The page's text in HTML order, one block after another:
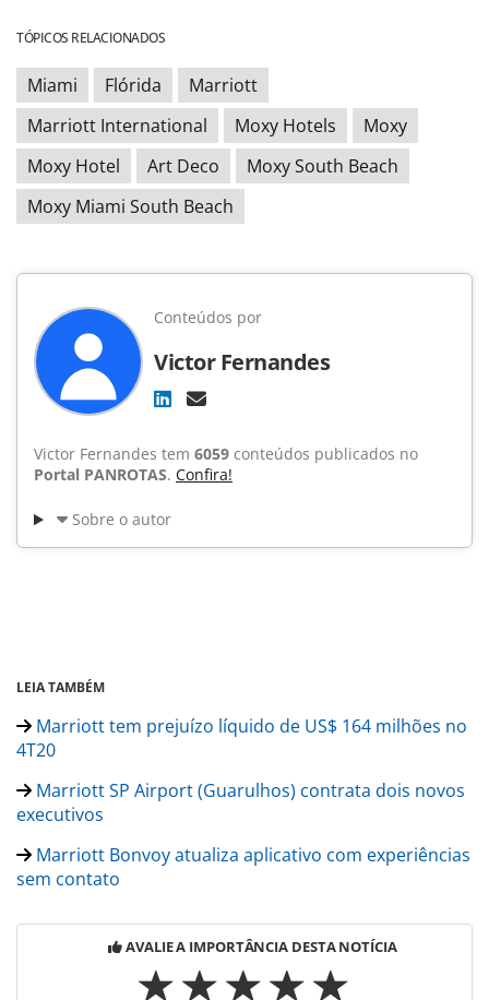
TÓPICOS RELACIONADOS
Miami Flórida
Marriott
Marriott International
Moxy Hotels
Moxy
Moxy Hotel
Art Deco
Moxy South Beach
Moxy Miami South Beach
Conteúdos por
Victor Fernandes
Victor Fernandes tem 6059 conteúdos publicados no
Portal PANROTAS. Confira!
Sobre o autor
LEIA TAMBÉM
Marriott tem prejuízo líquido de US$ 164 milhões no
4T20
Marriott SP Airport (Guarulhos) contrata dois novos
executivos
Marriott Bonvoy atualiza aplicativo com experiências
sem contato
AVALIE A IMPORTÂNCIA DESTA NOTÍCIA